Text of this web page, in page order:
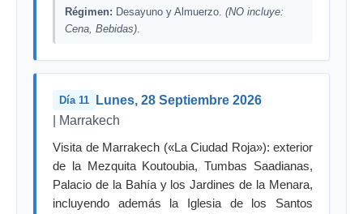
Régimen: Desayuno y Almuerzo. (NO incluye:
Cena, Bebidas)
Día 11 Lunes, 28 Septiembre 2026
| Marrakech
Visita de Marrakech («La Ciudad Roja»): exterior
de la Mezquita Koutoubia, Tumbas Saadianas,
Palacio de la Bahía y los Jardines de la Menara,
incluyendo además la Iglesia de los Santos